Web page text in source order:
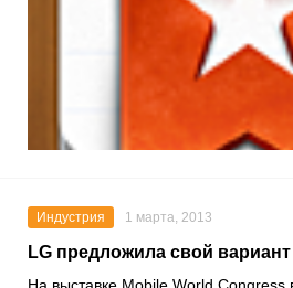
Индустрия 1 марта, 2013
LG предложила свой